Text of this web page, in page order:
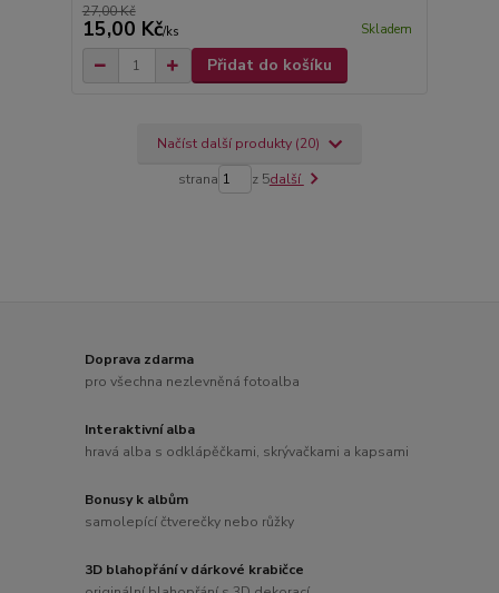
27,00 Kč
15,00 Kč/ks Skladem
Přidat do košíku
Načíst další produkty (20)
strana z 5další
Doprava zdarma
pro všechna nezlevněná fotoalba
Interaktivní alba
hravá alba s odklápěčkami, skrývačkami a kapsami
Bonusy k albům
samolepící čtverečky nebo růžky
3D blahopřání v dárkové krabičce